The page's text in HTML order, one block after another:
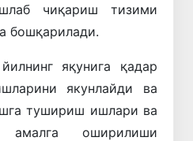
чиқариш тизими
бошқарилади.
яқунига қадар
якунлайди ва
тушириш ишлари ва
оширилиши